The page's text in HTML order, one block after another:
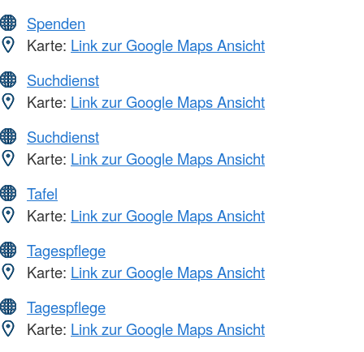
Spenden
Karte: Link zur Google Maps Ansicht
Suchdienst
Karte: Link zur Google Maps Ansicht
Suchdienst
Karte: Link zur Google Maps Ansicht
Tafel
Karte: Link zur Google Maps Ansicht
Tagespflege
Karte: Link zur Google Maps Ansicht
Tagespflege
Karte: Link zur Google Maps Ansicht